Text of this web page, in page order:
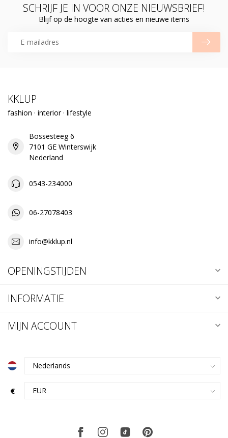
SCHRIJF JE IN VOOR ONZE NIEUWSBRIEF!
Blijf op de hoogte van acties en nieuwe items
KKLUP
fashion · interior · lifestyle
Bossesteeg 6
7101 GE Winterswijk
Nederland
0543-234000
06-27078403
info@kklup.nl
OPENINGSTIJDEN
INFORMATIE
MIJN ACCOUNT
€